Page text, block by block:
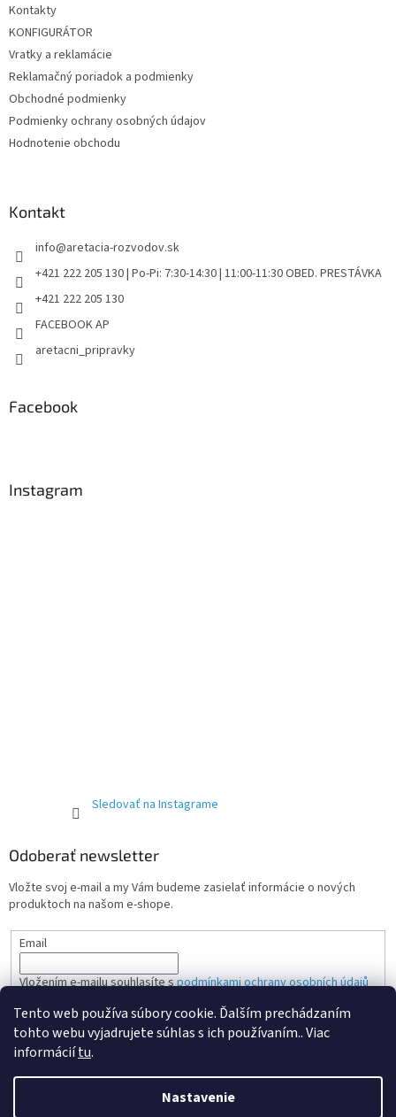
Tento web používa súbory cookie. Ďalším prechádzaním
tohto webu vyjadrujete súhlas s ich používaním.. Viac
informáciítu.
Nastavenie
Kontakty
KONFIGURÁTOR
Vratky a reklamácie
Reklamačný poriadok a podmienky
Obchodné podmienky
Podmienky ochrany osobných údajov
Hodnotenie obchodu
Kontakt
info@aretacia-rozvodov.sk
+421 222 205 130 | Po-Pi: 7:30-14:30 | 11:00-11:30 OBED. PRESTÁVKA
+421 222 205 130
FACEBOOK AP
aretacni_pripravky
Facebook
Instagram
Sledovať na Instagrame
Odoberať newsletter
Vložte svoj e-mail a my Vám budeme zasielať informácie o nových
produktoch na našom e-shope.
Email
Vložením e-mailu souhlasíte spodmínkami ochrany osobních údajů
PRIHLÁSIŤ SA
Vytvoril Shoptet Premium